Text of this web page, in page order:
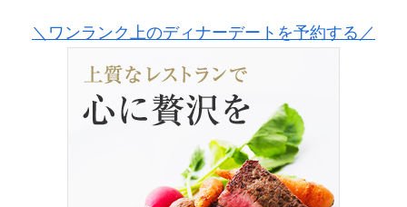
＼ワンランク上のディナーデートを予約する／